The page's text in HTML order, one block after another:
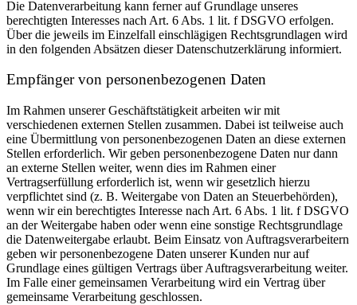
Die Datenverarbeitung kann ferner auf Grundlage unseres
berechtigten Interesses nach Art. 6 Abs. 1 lit. f DSGVO erfolgen.
Über die jeweils im Einzelfall einschlägigen Rechtsgrundlagen wird
in den folgenden Absätzen dieser Datenschutzerklärung informiert.
Empfänger von personenbezogenen Daten
Im Rahmen unserer Geschäftstätigkeit arbeiten wir mit
verschiedenen externen Stellen zusammen. Dabei ist teilweise auch
eine Übermittlung von personenbezogenen Daten an diese externen
Stellen erforderlich. Wir geben personenbezogene Daten nur dann
an externe Stellen weiter, wenn dies im Rahmen einer
Vertragserfüllung erforderlich ist, wenn wir gesetzlich hierzu
verpflichtet sind (z. B. Weitergabe von Daten an Steuerbehörden),
wenn wir ein berechtigtes Interesse nach Art. 6 Abs. 1 lit. f DSGVO
an der Weitergabe haben oder wenn eine sonstige Rechtsgrundlage
die Datenweitergabe erlaubt. Beim Einsatz von Auftragsverarbeitern
geben wir personenbezogene Daten unserer Kunden nur auf
Grundlage eines gültigen Vertrags über Auftragsverarbeitung weiter.
Im Falle einer gemeinsamen Verarbeitung wird ein Vertrag über
gemeinsame Verarbeitung geschlossen.